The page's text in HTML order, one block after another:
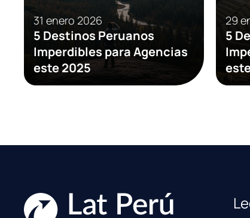
31 enero 2026
5 Destinos Peruanos
Imperdibles para Agencias
este 2025
29
5